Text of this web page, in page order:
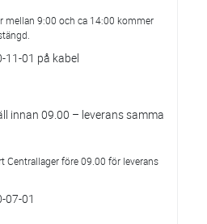
mellan 9:00 och ca 14:00 kommer
11-01 på kabel
innan 09.00 – leverans samma
Centrallager före 09.00 för leverans
07-01